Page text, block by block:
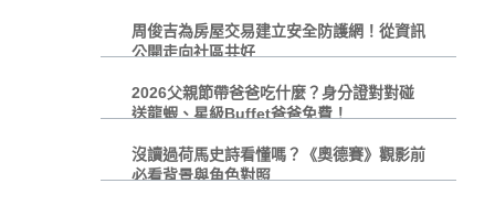
周俊吉為房屋交易建立安全防護網！從資訊
公開走向社區共好
2026父親節帶爸爸吃什麼？身分證對對碰
送龍蝦、星級Buffet爸爸免費！
沒讀過荷馬史詩看懂嗎？《奧德賽》觀影前
必看背景與角色對照